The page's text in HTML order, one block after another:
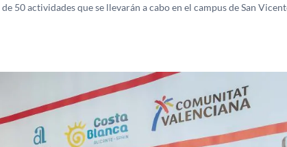
50 actividades que se llevarán a cabo en el campus de San